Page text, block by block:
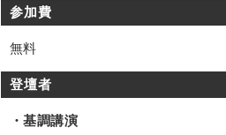
参加費
無料
登壇者
・基調講演